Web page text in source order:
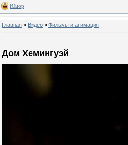
Юмор
Главная » Видео » Фильмы и анимация
Дом Хемингуэй